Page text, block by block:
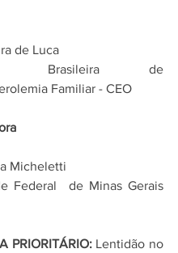
de Luca
Brasileira de
Familiar - CEO
Micheletti
Federal  de Minas Gerais
PRIORITÁRIO: Lentidão no